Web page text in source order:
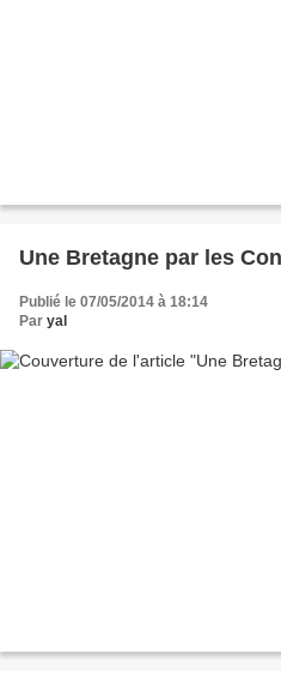
Une Bretagne par les
Publié le 07/05/2014 à 18:14
Par yal